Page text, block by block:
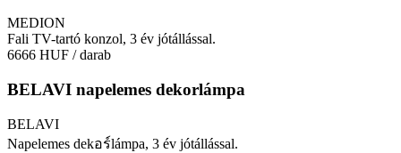
MEDION
Fali TV-tartó konzol, 3 év jótállással.
6666 HUF / darab
BELAVI napelemes dekorlámpa
BELAVI
Napelemes dekอร์lámpa, 3 év jótállással.